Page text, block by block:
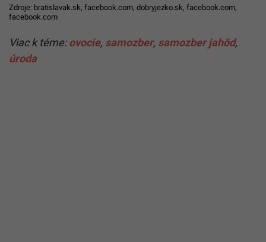
Zdroje: bratislavak.sk, facebook.com, dobryjezko.sk, facebook.com,
facebook.com
Viac k téme:ovocie, samozber, samozber jahôd,
úroda